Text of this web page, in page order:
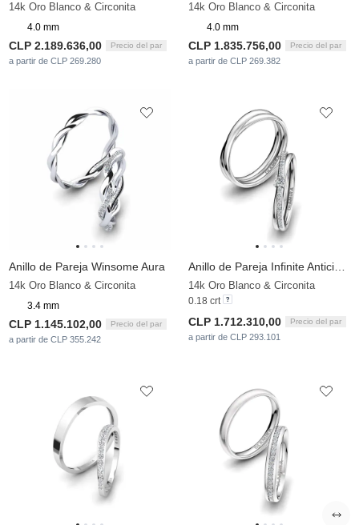
14k Oro Blanco & Circonita
4.0 mm
CLP 2.189.636,00 Precio del par
a partir de CLP 269.280
14k Oro Blanco & Circonita
4.0 mm
CLP 1.835.756,00 Precio del par
a partir de CLP 269.382
Anillo de Pareja Winsome Aura
14k Oro Blanco & Circonita
3.4 mm
CLP 1.145.102,00 Precio del par
a partir de CLP 355.242
14k Oro Blanco & Circonita
0.18 crt
CLP 1.712.310,00 Precio del par
a partir de CLP 293.101